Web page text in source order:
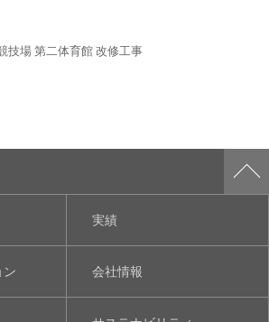
技場 第二体育館 改修工事
実績
会社情報